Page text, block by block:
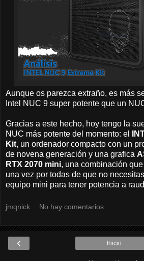
Aunque os parezca extraño, es más
Intel NUC 9 super potente que un
Gracias a este hecho, hoy tengo la
NUC más potente del momento: el
Kit, un ordenador compacto con un
de novena generación y una grafica
RTX 2070 mini, una combinación
una vez por todas de que no
equipo mini para tener potencia a
jmqnick No hay comentarios:
‹ Inicio